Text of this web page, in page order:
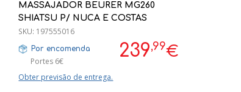
MASSAJADOR BEURER MG260
SHIATSU P/ NUCA E COSTAS
239,99€
SKU: 197555016
Por encomenda
Portes 6€
Obter previsão de entrega.